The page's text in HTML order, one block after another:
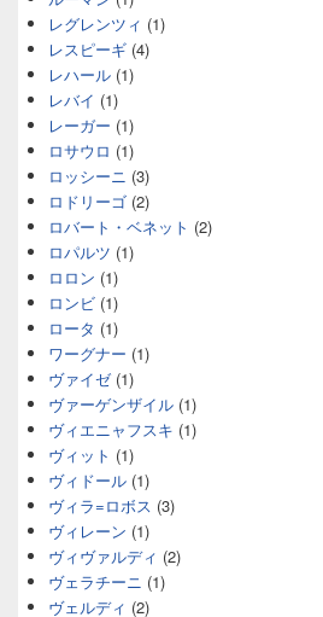
レグレンツィ (1)
レスピーギ (4)
レハール (1)
レバイ (1)
レーガー (1)
ロサウロ (1)
ロッシーニ (3)
ロドリーゴ (2)
ロバート・ベネット (2)
ロパルツ (1)
ロロン (1)
ロンビ (1)
ロータ (1)
ワーグナー (1)
ヴァイゼ(1)
ヴァーゲンザイル (1)
ヴィエニャフスキ (1)
ヴィット (1)
ヴィドール (1)
ヴィラ=ロボス (3)
ヴィレーン (1)
ヴィヴァルディ (2)
ヴェラチーニ (1)
ヴェルディ (2)